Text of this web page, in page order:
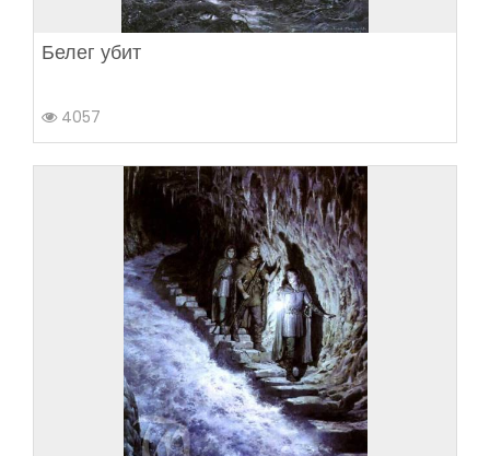
Белег убит
4057